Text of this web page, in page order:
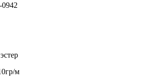
0942
м